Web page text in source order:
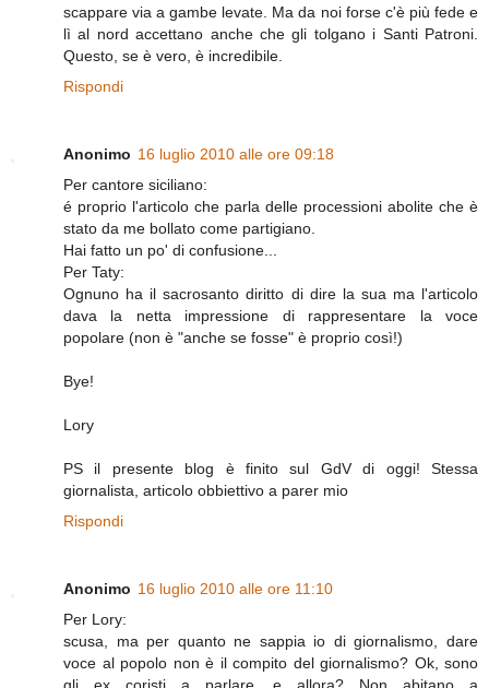
scappare via a gambe levate. Ma da noi forse c'è più fede e
lì al nord accettano anche che gli tolgano i Santi Patroni.
Questo, se è vero, è incredibile.
Rispondi
Anonimo 16 luglio 2010 alle ore 09:18
Per cantore siciliano:
é proprio l'articolo che parla delle processioni abolite che è
stato da me bollato come partigiano.
Hai fatto un po' di confusione...
Per Taty:
Ognuno ha il sacrosanto diritto di dire la sua ma l'articolo
dava la netta impressione di rappresentare la voce
popolare (non è "anche se fosse" è proprio così!)
Bye!
Lory
PS il presente blog è finito sul GdV di oggi! Stessa
giornalista, articolo obbiettivo a parer mio
Rispondi
Anonimo 16 luglio 2010 alle ore 11:10
Per Lory:
scusa, ma per quanto ne sappia io di giornalismo, dare
voce al popolo non è il compito del giornalismo? Ok, sono
gli ex coristi a parlare, e allora? Non abitano a